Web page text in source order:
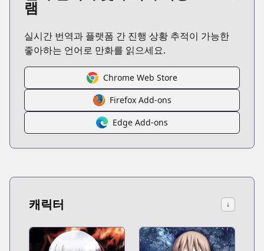
램
실시간 번역과 플랫폼 간 진행 상황 추적이 가능한
좋아하는 언어로 만화를 읽으세요.
Chrome Web Store
Firefox Add-ons
Edge Add-ons
캐릭터 ↓